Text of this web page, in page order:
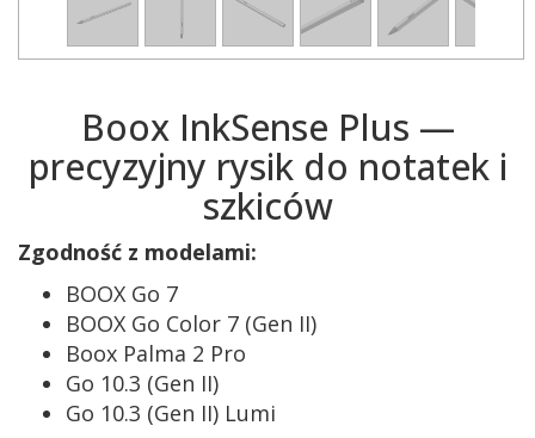
Boox InkSense Plus —
precyzyjny rysik do notatek i
szkiców
Zgodność z modelami:
BOOX Go 7
BOOX Go Color 7 (Gen II)
Boox Palma 2 Pro
Go 10.3 (Gen II)
Go 10.3 (Gen II) Lumi